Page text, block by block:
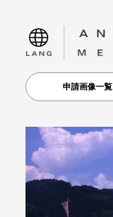
language
申請画像一覧